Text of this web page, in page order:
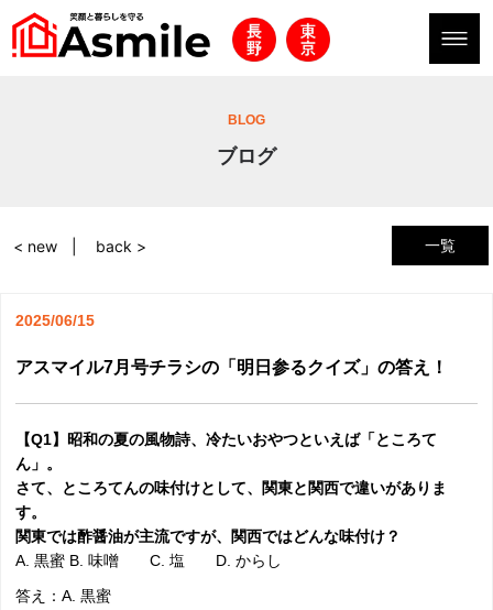
BLOG
ブログ
一覧
< new back >
2025/06/15
アスマイル7月号チラシの「明日参るクイズ」の答え！
【Q1】昭和の夏の風物詩、冷たいおやつといえば「ところて
ん」。
さて、ところてんの味付けとして、関東と関西で違いがありま
す。
関東では酢醤油が主流ですが、関西ではどんな味付け？
A. 黒蜜 B. 味噌 C. 塩 D. からし
答え：A. 黒蜜